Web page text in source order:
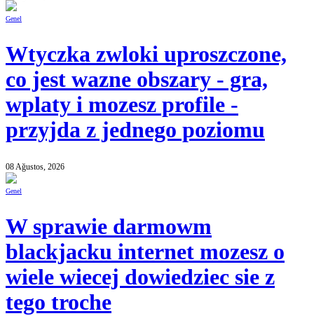
Genel
Wtyczka zwloki uproszczone,
co jest wazne obszary - gra,
wplaty i mozesz profile -
przyjda z jednego poziomu
08 Ağustos, 2026
Genel
W sprawie darmowm
blackjacku internet mozesz o
wiele wiecej dowiedziec sie z
tego troche